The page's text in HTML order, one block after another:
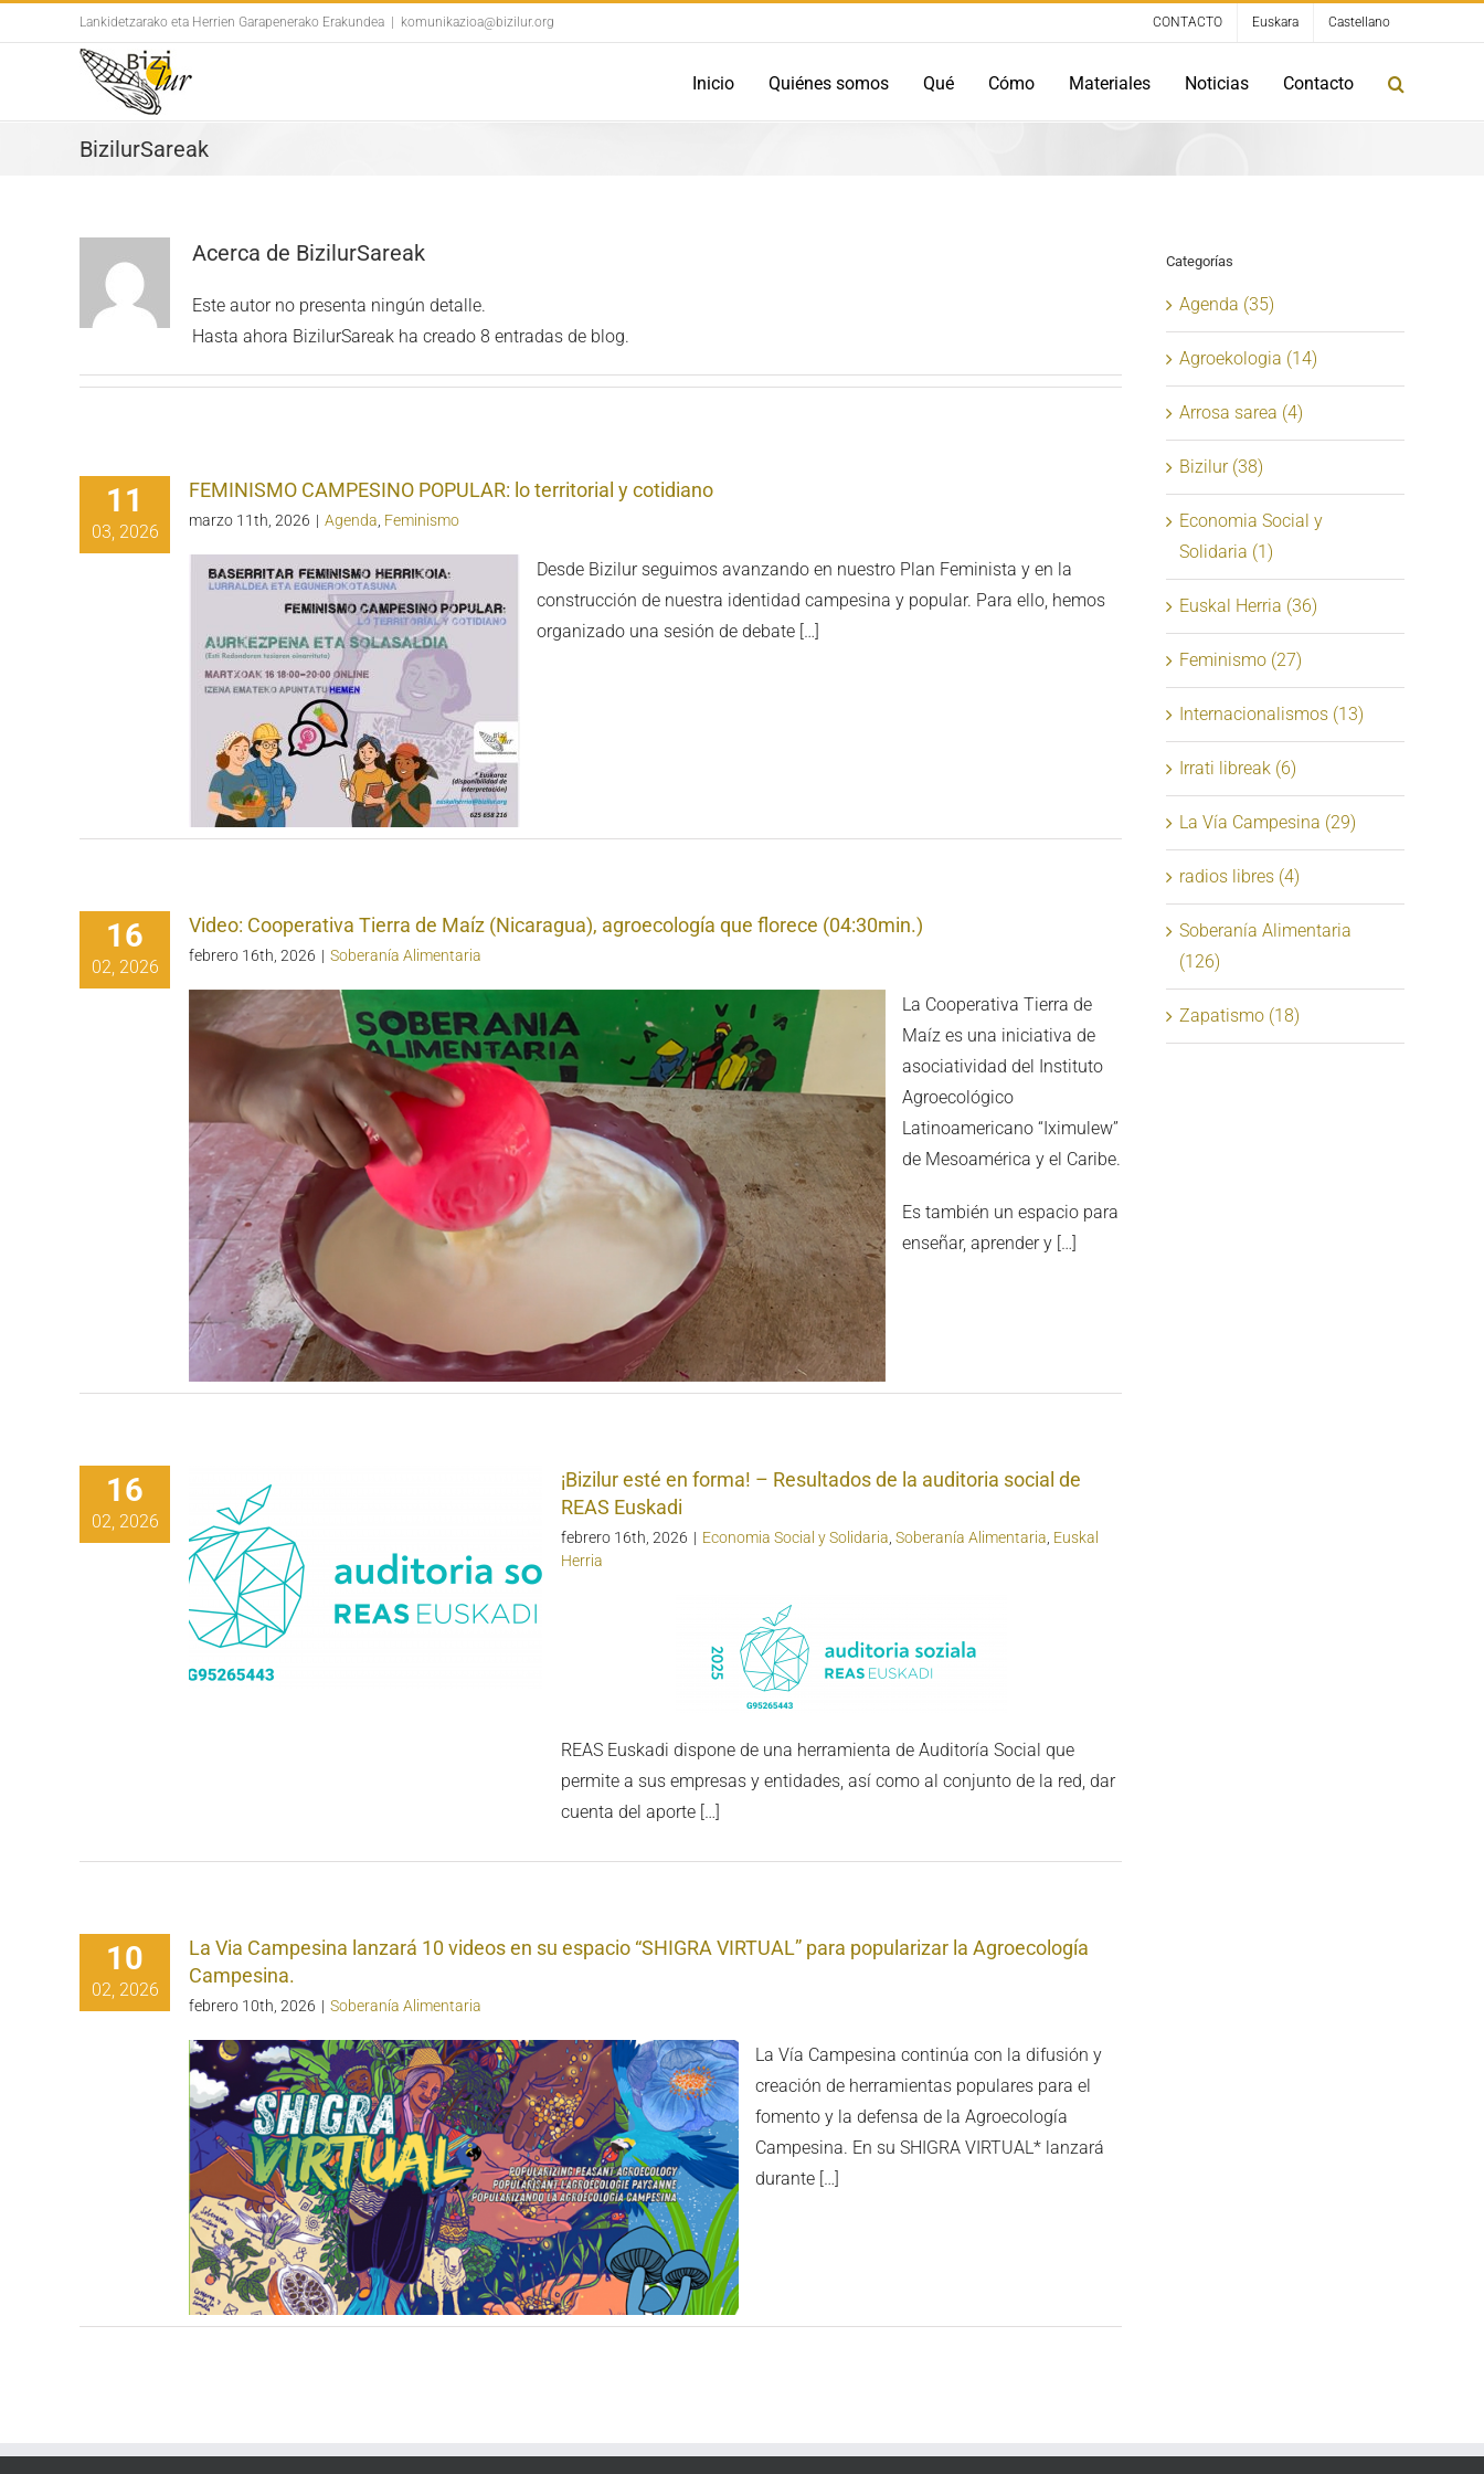
to
Lankidetzarako eta Herrien Garapenerako Erakundea komunikazioa@bizilur.org CONTACTO Euskara Castellano
Inicio Quiénes somos Qué Cómo Materiales Noticias Contacto
BizilurSareak
Acerca de BizilurSareak
Este autor no presenta ningún detalle.
Hasta ahora BizilurSareak ha creado 8 entradas de blog.
11
03, 2026
FEMINISMO CAMPESINO POPULAR: lo territorial y cotidiano
marzo 11th, 2026 | Agenda Feminismo
Desde Bizilur seguimos avanzando en nuestro Plan Feminista y en la
construcción de nuestra identidad campesina y popular. Para ello, hemos
organizado una sesión de debate […]
16
02, 2026
Video: Cooperativa Tierra de Maíz (Nicaragua), agroecología que florece (04:30min.)
febrero 16th, 2026 | Soberanía Alimentaria
La Cooperativa Tierra de
Maíz es una iniciativa de
asociatividad del Instituto
Agroecológico
Latinoamericano “Iximulew”
de Mesoamérica y el Caribe.
Es también un espacio para
enseñar, aprender y […]
16
02, 2026
¡Bizilur esté en forma! – Resultados de la auditoria social de
REAS Euskadi
febrero 16th, 2026 | Economia Social y Solidaria Soberanía Alimentaria Euskal
Herria
REAS Euskadi dispone de una herramienta de Auditoría Social que
permite a sus empresas y entidades, así como al conjunto de la red, dar
cuenta del aporte […]
10
02, 2026
La Via Campesina lanzará 10 videos en su espacio “SHIGRA VIRTUAL” para popularizar la Agroecología
Campesina.
febrero 10th, 2026 | Soberanía Alimentaria
La Vía Campesina continúa con la difusión y
creación de herramientas populares para el
fomento y la defensa de la Agroecología
Campesina. En su SHIGRA VIRTUAL* lanzará
durante […]
Categorías
Agenda (35)
Agroekologia (14)
Arrosa sarea (4)
Bizilur (38)
Economia Social y
Solidaria (1)
Euskal Herria (36)
Feminismo (27)
Internacionalismos (13)
Irrati libreak (6)
La Vía Campesina (29)
radios libres (4)
Soberanía Alimentaria
(126)
Zapatismo (18)